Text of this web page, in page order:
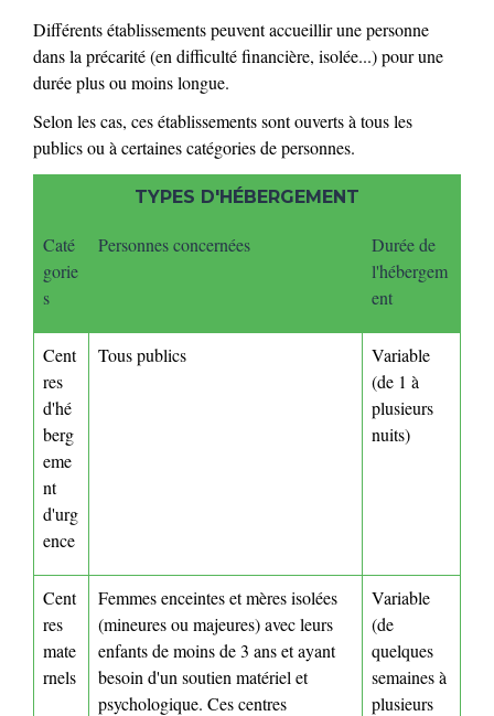
Différents établissements peuvent accueillir une personne
dans la précarité (en difficulté financière, isolée...) pour une
durée plus ou moins longue.
Selon les cas, ces établissements sont ouverts à tous les
publics ou à certaines catégories de personnes.
TYPES D'HÉBERGEMENT
Caté
gorie
s
Personnes concernées
Durée de
l'hébergem
ent
Cent
res
d'hé
berg
eme
nt
d'urg
ence
Tous publics
Variable
(de 1 à
plusieurs
nuits)
Cent
res
mate
rnels
Femmes enceintes et mères isolées
(mineures ou majeures) avec leurs
enfants de moins de 3 ans et ayant
besoin d'un soutien matériel et
psychologique. Ces centres
Variable
(de
quelques
semaines à
plusieurs